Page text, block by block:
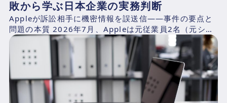
敗から学ぶ日本企業の実務判断
Appleが訴訟相手に機密情報を誤送信——事件の要点と
問題の本質 2026年7月、Appleは元従業員2名（元シニ
アシステムズエンジニアのChang Liuおよ...